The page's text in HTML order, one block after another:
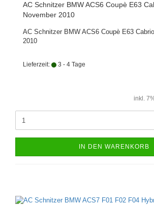
AC Schnitzer BMW ACS6 Coupè E63
November 2010
AC Schnitzer BMW ACS6 Coupè E63
2010
Lieferzeit: 3 - 4 Tage
inkl.
IN DEN WARENKORB